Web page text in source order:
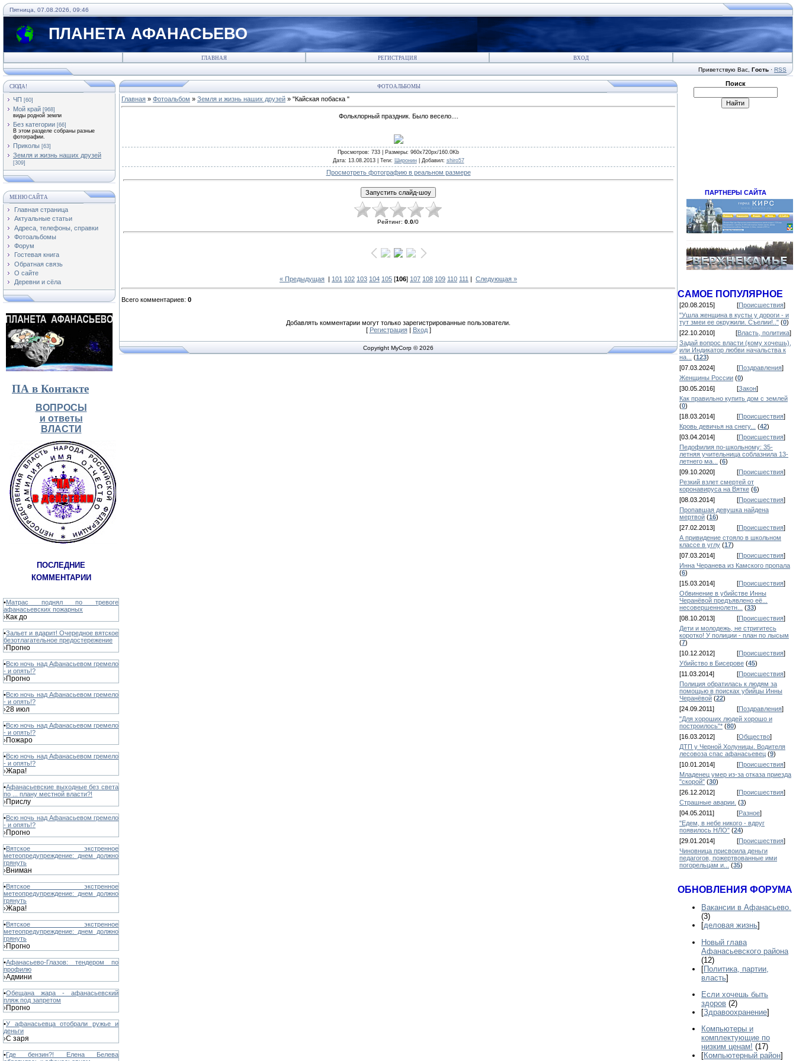
Пятница, 07.08.2026, 09:46
ПЛАНЕТА АФАНАСЬЕВО
ГЛАВНАЯ РЕГИСТРАЦИЯ ВХОД
Приветствую Вас Гость · RSS
СЮДА!
ЧП [60]
Мой край [968]
виды родной земли
Без категории [66]
В этом разделе собраны разные
фотографии.
Приколы [63]
Земля и жизнь наших друзей
[309]
МЕНЮ САЙТА
Главная страница
Актуальные статьи
Адреса, телефоны, справки
Фотоальбомы
Форум
Гостевая книга
Обратная связь
О сайте
Деревни и сёла
ПА в Контакте
ВОПРОСЫ
и ответы
ВЛАСТИ
ПОСЛЕДНИЕ
КОММЕНТАРИИ
•Матрас поднял по тревоге
афанасьевских пожарных
›Как до
•Зальет и вдарит! Очередное вятское
безотлагательное предостережение
›Прогно
•Всю ночь над Афанасьевом гремело
- и опять!?
›Прогно
•Всю ночь над Афанасьевом гремело
- и опять!?
›28 июл
•Всю ночь над Афанасьевом гремело
- и опять!?
›Пожаро
•Всю ночь над Афанасьевом гремело
- и опять!?
›Жара!
•Афанасьевские выходные без света
по ... плану местной власти?!
›Прислу
•Всю ночь над Афанасьевом гремело
- и опять!?
›Прогно
•Вятское экстренное
метеопредупреждение: днем должно
грянуть
›Вниман
•Вятское экстренное
метеопредупреждение: днем должно
грянуть
›Жара!
•Вятское экстренное
метеопредупреждение: днем должно
грянуть
›Прогно
•Афанасьево-Глазов: тендером по
профилю
›Админи
•Обещана жара - афанасьевский
пляж под запретом
›Прогно
•У афанасьевца отобрали ружье и
деньги
›С заря
•Где бензин?! Елена Белева
ФОТОАЛЬБОМЫ
Главная » Фотоальбом » Земля и жизнь наших друзей » "Кайская побаска "
Фольклорный праздник. Было весело....
Просмотров: 733 | Размеры: 960x720px/160.0Kb
Дата: 13.08.2013 | Теги: Широнин| Добавил: shiro57
Просмотреть фотографию в реальном размере
Рейтинг: 0.0/0
« Предыдущая | 101 102 103 104 105 [106] 107 108 109 110 111 | Следующая »
Всего комментариев: 0
Добавлять комментарии могут только зарегистрированные пользователи.
[ Регистрация| Вход]
Copyright MyCorp © 2026
Поиск
ПАРТНЕРЫ САЙТА
САМОЕ ПОПУЛЯРНОЕ
[20.08.2015] [Происшествия]
"Ушла женщина в кусты у дороги - и
тут змеи ее окружили. Съелии!.." (0)
[22.10.2010]
[Власть, политика]
Задай вопрос власти (кому хочешь),
или Индикатор любви начальства к
на...
(123)
[07.03.2024]
[Поздравления]
Женщины России (0)
[30.05.2016]
[Закон]
Как правильно купить дом с землей
(0)
[18.03.2014]
[Происшествия]
Кровь девичья на снегу...
(42)
[03.04.2014]
[Происшествия]
Педофилия по-школьному: 35-
летняя учительница соблазнила 13-
летнего ма...
(6)
[09.10.2020]
[Происшествия]
Резкий взлет смертей от
коронавируса на Вятке (6)
[08.03.2014]
[Происшествия]
Пропавшая девушка найдена
мертвой (16)
[27.02.2013]
[Происшествия]
А привидение стояло в школьном
классе в углу (17)
[07.03.2014]
[Происшествия]
Инна Черанева из Камского пропала
(6)
[15.03.2014]
[Происшествия]
Обвинение в убийстве Инны
Черанёвой предъявлено её...
несовершеннолетн...
(33)
[08.10.2013]
[Происшествия]
Дети и молодежь, не стригитесь
коротко! У полиции - план по лысым
(7)
[10.12.2012]
[Происшествия]
Убийство в Бисерове (45)
[11.03.2014]
[Происшествия]
Полиция обратилась к людям за
помощью в поисках убийцы Инны
Черанёвой (22)
[24.09.2011]
[Поздравления]
"Для хороших людей хорошо и
построилось"* (80)
[16.03.2012]
[Общество]
ДТП у Черной Холуницы. Водителя
лесовоза спас афанасьевец (9)
[10.01.2014]
[Происшествия]
Младенец умер из-за отказа приезда
"скорой" (30)
[26.12.2012]
[Происшествия]
Страшные аварии. (3)
[04.05.2011]
[Разное]
"Едем, в небе никого - вдруг
появилось НЛО" (24)
[29.01.2014]
[Происшествия]
Чиновница присвоила деньги
педагогов, пожертвованные ими
погорельцам и...
(35)
ОБНОВЛЕНИЯ ФОРУМА
Вакансии в Афанасьево.
(3)
[деловая жизнь]
Новый глава
Афанасьевского района
(12)
[Политика, партии,
власть]
Если хочешь быть
здоров (2)
[Здравоохранение]
Компьютеры и
комплектующие по
низким ценам! (17)
[Компьютерный район]